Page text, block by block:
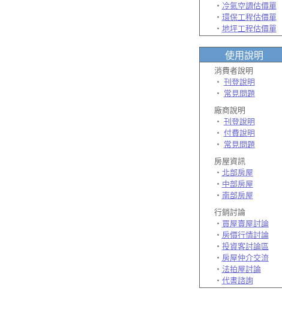
‧ 冷氣空調估價單
‧ 環保工程估價單
‧ 地坪工程估價單
使用說明
消費者說明
‧ 刊登說明
‧ 常見問題
廠商說明
‧ 刊登說明
‧ 付費說明
‧ 常見問題
房屋資訊
‧ 北部房屋
‧ 中部房屋
‧ 南部房屋
行銷討論
‧ 買屋賣屋討論
‧ 房價行情討論
‧ 投資客討論區
‧ 房屋仲介交流
‧ 法拍屋討論
‧ 代書諮詢